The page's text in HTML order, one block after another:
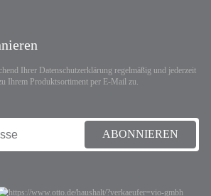
Ihrer Datenschutzerklärung regelmäßig und jederzeit
Ihrem Produktsortiment per E-Mail zu.
ABONNIEREN